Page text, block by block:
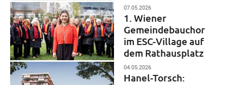
07.05.2026
1. Wiener
Gemeindebauchor
im ESC-Village auf
dem Rathausplatz
04.05.2026
Hanel-Torsch: